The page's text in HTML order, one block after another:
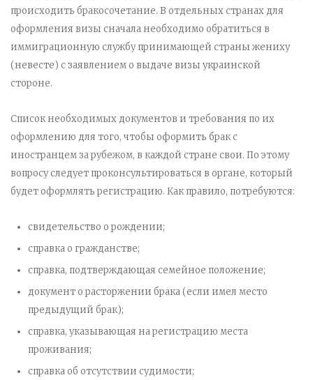
происходить бракосочетание. В отдельных странах для
оформления визы сначала необходимо обратиться в
иммиграционную службу принимающей страны жениху
(невесте) с заявлением о выдаче визы украинской
стороне.
Список необходимых документов и требования по их
оформлению для того, чтобы оформить брак с
иностранцем за рубежом, в каждой стране свои. По этому
вопросу следует проконсультироваться в органе, который
будет оформлять регистрацию. Как правило, потребуются:
свидетельство о рождении;
справка о гражданстве;
справка, подтверждающая семейное положение;
документ о расторжении брака (если имел место
предыдущий брак);
справка, указывающая на регистрацию места
проживания;
справка об отсутствии судимости;